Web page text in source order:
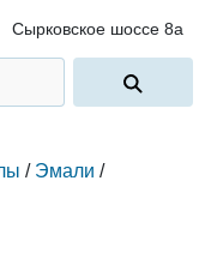
Сырковское шоссе 8а
/ Эмали /